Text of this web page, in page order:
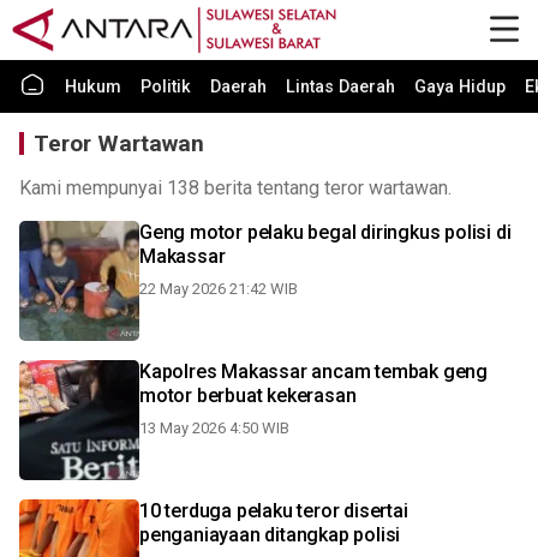
Hukum Politik Daerah Lintas Daerah Gaya Hidup
Teror Wartawan
Kami mempunyai 138 berita tentang teror wartawan.
Geng motor pelaku begal diringkus polisi di
Makassar
22 May 2026 21:42 WIB
Kapolres Makassar ancam tembak geng
motor berbuat kekerasan
13 May 2026 4:50 WIB
10 terduga pelaku teror disertai
penganiayaan ditangkap polisi